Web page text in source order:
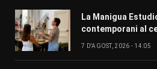
La Manigua
contemporani al
7 D'AGOST, 2026 - 14:05